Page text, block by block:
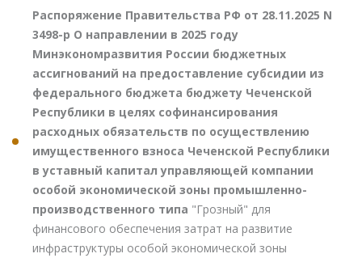
Распоряжение Правительства РФ от 28.11.2025 N
3498-р О направлении в 2025 году
Минэкономразвития России бюджетных
ассигнований на предоставление субсидии из
федерального бюджета бюджету Чеченской
Республики в целях софинансирования
расходных обязательств по осуществлению
имущественного взноса Чеченской Республики
в уставный капитал управляющей компании
особой экономической зоны промышленно-
производственного типа "Грозный" для
финансового обеспечения затрат на развитие
инфраструктуры особой экономической зоны